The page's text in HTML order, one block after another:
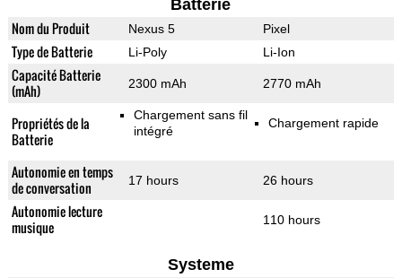
Batterie
Nom du Produit Nexus 5 Pixel
Type de Batterie Li-Poly Li-Ion
Capacité Batterie
(mAh)
2300 mAh 2770 mAh
Propriétés de la
Batterie
Chargement sans fil
intégré
Chargement rapide
Autonomie en temps
de conversation
17 hours 26 hours
Autonomie lecture
musique
110 hours
Systeme